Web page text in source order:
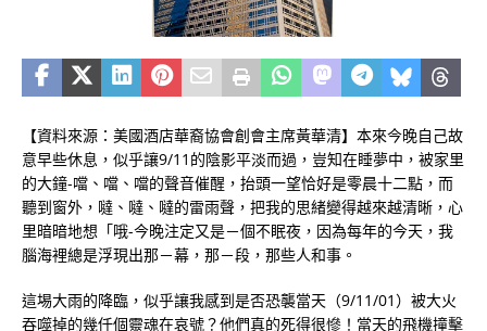
【資料來源： 美國酒店華裔協會創會主席黃華清】本來今晚自己故
意早些休息，似乎讓9/11的陰影平淡而過，豈知在睡夢中，被家里
的大鐘-噹、噹、噹的聲音催醒，抬頭一望恰好是零晨十二點，而
聽到窗外，噠、噠、噠的雷雨聲，把我的思緒變得越來越清晰，心
里暗暗地想「哦-今晚注定又是－個不眠夜，因為每年的今天，我
腦海裡總是浮現出那－幕，那－段，那些人和事。
這埸大雨的降臨，似乎讓我感到是否恐襲當天（9/11/01）被大火
吞噬掉的幾仟個靈魂在哀號？他們真的死得很慘！當天的飛機撞擊